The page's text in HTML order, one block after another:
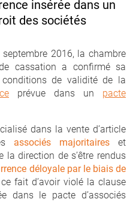
insérée dans un
des sociétés
2016, la chambre
cassation a confirmé sa
de validité de la
prévue dans un pacte
dans la vente d’article
associés majoritaires et
la direction de s’être rendus
déloyale par le biais de
fait d’avoir violé la clause
dans le pacte d’associés